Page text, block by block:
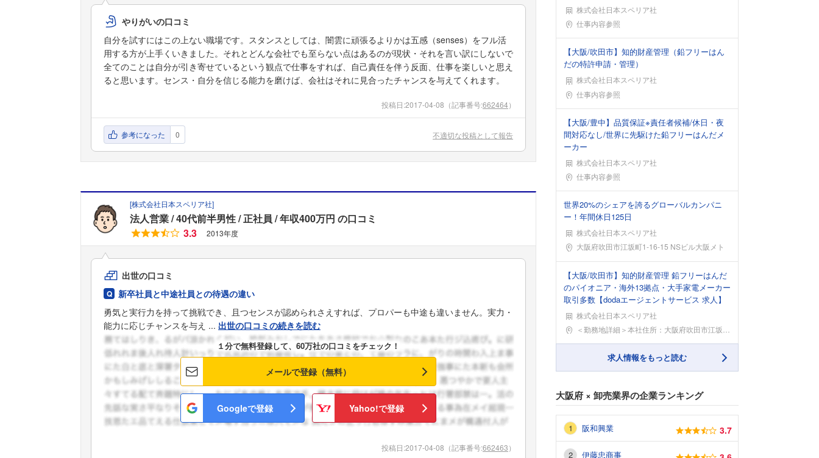
やりがいの口コミ
自分を試すにはこの上ない職場です。スタンスとしては、闇雲に頑張るよりかは五感（senses）をフル活
用する方が上手くいきました。それとどんな会社でも至らない点はあるのが現状・それを言い訳にしないで
全てのことは自分が引き寄せているという観点で仕事をすれば、自己責任を伴う反面、仕事を楽しいと思え
ると思います。センス・自分を信じる能力を磨けば、会社はそれに見合ったチャンスを与えてくれます。
投稿日:2017-04-08 （記事番号:662464）
参考になった 0 不適切な投稿として報告
[株式会社日本スペリア社]
法人営業 40代前半男性 正社員 年収400万円 の口コミ
3.3
2013年度
出世の口コミ
新卒社員と中途社員との待遇の違い
勇気と実行力を持って挑戦でき、且つセンスが認められさえすれば、プロパーも中途も違いません。実力・
能力に応じチャンスを与え ... 出世の口コミの続きを読む
１分で無料登録して、60万社の口コミをチェック！
メールで登録（無料）
Googleで登録 Yahoo!で登録
投稿日:2017-04-08 （記事番号:662463）
株式会社日本スペリア社
勤務地仕事内容参照
【大阪/吹田市】知的財産管理（鉛フリーはん
だの特許申請・管理）
株式会社日本スペリア社
勤務地仕事内容参照
【大阪/豊中】品質保証※責任者候補/休日・夜
間対応なし/世界に先駆けた鉛フリーはんだメ
ーカー
株式会社日本スペリア社
勤務地仕事内容参照
世界20%のシェアを誇るグローバルカンパニ
ー！年間休日125日
株式会社日本スペリア社
勤務地大阪府吹田市江坂町1-16-15 NSビル大阪メト
【大阪/吹田市】知的財産管理 鉛フリーはんだ
のパイオニア・海外13拠点・大手家電メーカー
取引多数【dodaエージェントサービス 求人】
株式会社日本スペリア社
勤務地＜勤務地詳細＞本社住所：大阪府吹田市江坂町1-16
求人情報をもっと読む
大阪府 × 卸売業界の企業ランキング
阪和興業 3.7
伊藤忠商事